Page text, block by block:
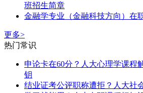
班招生简章
金融学专业（​金融科技方向）在
更多>
热门常识
申论卡在60分？人大心理学课程
钥
结业证考公评职称遭拒？人大社